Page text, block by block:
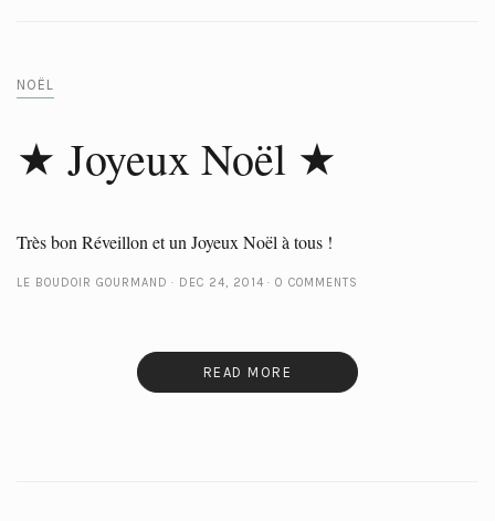
NOËL
★ Joyeux Noël ★
Très bon Réveillon et un Joyeux Noël à tous !
LE BOUDOIR GOURMAND DEC 24, 2014 0 COMMENTS
READ MORE